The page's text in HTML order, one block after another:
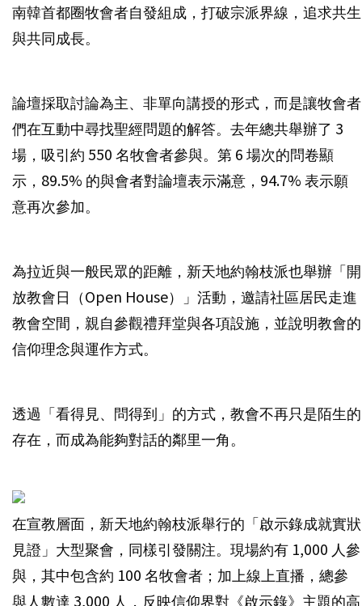
南韓首都圈牧會者自發組成，打破宗派界線，追求共生
與共同成長。
論壇採取討論為主、非單向講授的形式，而是讓牧會者
們在互動中尋找聖經問題的解答。去年總共舉辦了 3
場，吸引約 550 名牧會者參與。第 6 場次的問卷顯
示，89.5% 的與會者對論壇表示滿意，94.7% 表示願
意再次參加。
為拉近與一般民眾的距離，新天地約翰枝派也舉辦「開
放教會日（Open House）」活動，邀請社區居民走進
教會空間，親自參觀禮拜堂與各項設施，並說明教會的
信仰理念與運作方式。
透過「看得見、問得到」的方式，教會不再只是陌生的
存在，而成為能夠對話的鄰里一角。
在宣教層面，新天地約翰枝派舉行的「啟示錄成就實狀
見證」大型聚會，同樣引發關注。現場約有 1,000 人參
與，其中包含約 100 名牧會者；加上線上直播，總參
與人數達 3,000 人，反映信仰界對《啟示錄》主題的高